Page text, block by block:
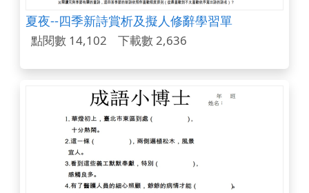
夏夜--四季新詩賞析及擬人修辭學習單
點閱數 14,102 下載數 2,636